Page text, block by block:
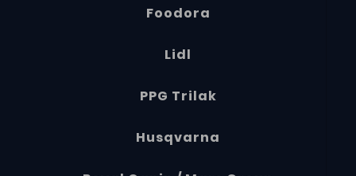
Foodora
Lidl
PPG Trilak
Husqvarna